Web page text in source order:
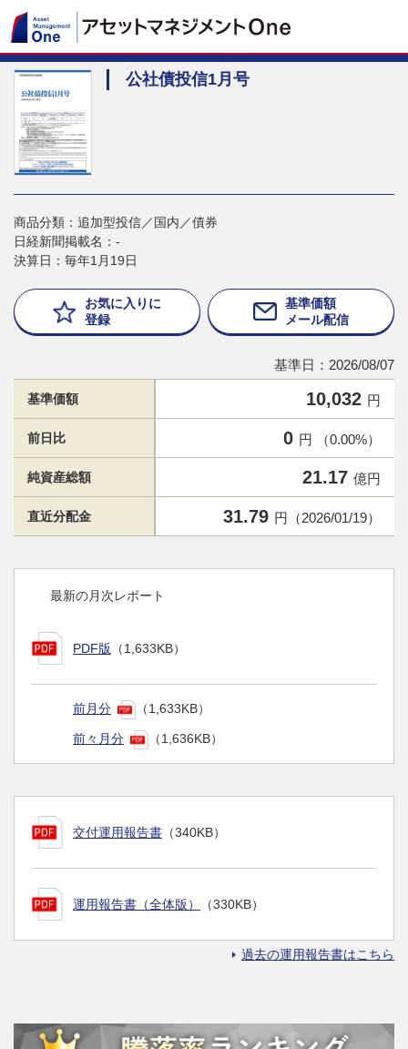
公社債投信1月号
商品分類：追加型投信／国内／債券
日経新聞掲載名：-
決算日：毎年1月19日
お気に入りに
登録
基準価額
メール配信
基準日：2026/08/07
基準価額 10,032 円
前日比 0 円 （0.00%）
純資産総額 21.17 億円
直近分配金 31.79 円（2026/01/19）
最新の月次レポート
PDF版 （1,633KB）
前月分 （1,633KB）
前々月分 （1,636KB）
交付運用報告書 （340KB）
運用報告書（全体版） （330KB）
過去の運用報告書はこちら